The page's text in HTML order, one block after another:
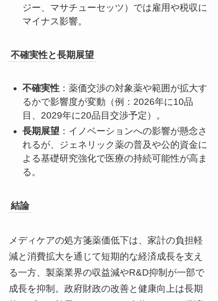
ジー、マサチューセッツ）では雇用や税収に
マイナス影響。
不確実性と長期展望
不確実性 ：薬価交渉の対象薬や範囲が拡大す
るかで影響度が変動（例：2026年に10品
目、2029年に20品目交渉予定）。
長期展望 ：イノベーションへの影響が懸念さ
れるが、ジェネリック薬の普及や公的資金に
よる基礎研究強化で医療の持続可能性が高ま
る。
結論
メディケアの処方箋薬価低下は、家計の負担軽
減と消費拡大を通じて短期的な経済成長を支え
る一方、製薬業界の収益減やR&D抑制が一部で
成長を抑制。政府財政の改善と健康向上は長期